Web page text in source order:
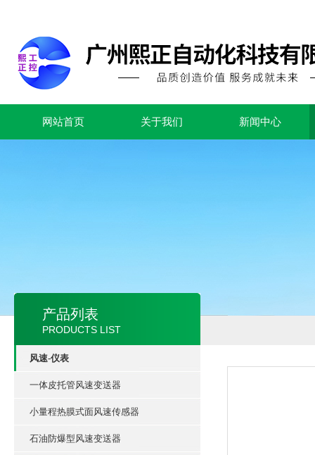
网站首页 关于我们 新闻中心
产品列表
PRODUCTS LIST
风速-仪表
一体皮托管风速变送器
小量程热膜式面风速传感器
石油防爆型风速变送器